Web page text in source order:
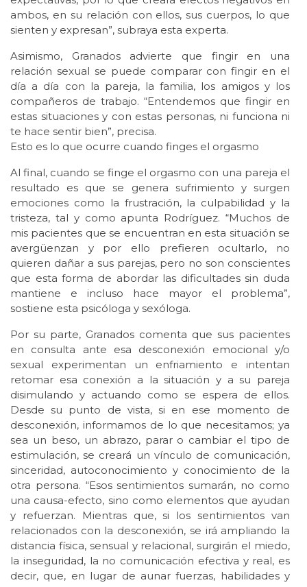
ambos, en su relación con ellos, sus cuerpos, lo que
sienten y expresan”, subraya esta experta.
Asimismo, Granados advierte que fingir en una
relación sexual se puede comparar con fingir en el
día a día con la pareja, la familia, los amigos y los
compañeros de trabajo. “Entendemos que fingir en
estas situaciones y con estas personas, ni funciona ni
te hace sentir bien”, precisa.
Esto es lo que ocurre cuando finges el orgasmo
Al final, cuando se finge el orgasmo con una pareja el
resultado es que se genera sufrimiento y surgen
emociones como la frustración, la culpabilidad y la
tristeza, tal y como apunta Rodríguez. “Muchos de
mis pacientes que se encuentran en esta situación se
avergüenzan y por ello prefieren ocultarlo, no
quieren dañar a sus parejas, pero no son conscientes
que esta forma de abordar las dificultades sin duda
mantiene e incluso hace mayor el problema”,
sostiene esta psicóloga y sexóloga.
Por su parte, Granados comenta que sus pacientes
en consulta ante esa desconexión emocional y/o
sexual experimentan un enfriamiento e intentan
retomar esa conexión a la situación y a su pareja
disimulando y actuando como se espera de ellos.
Desde su punto de vista, si en ese momento de
desconexión, informamos de lo que necesitamos; ya
sea un beso, un abrazo, parar o cambiar el tipo de
estimulación, se creará un vínculo de comunicación,
sinceridad, autoconocimiento y conocimiento de la
otra persona. “Esos sentimientos sumarán, no como
una causa-efecto, sino como elementos que ayudan
y refuerzan. Mientras que, si los sentimientos van
relacionados con la desconexión, se irá ampliando la
distancia física, sensual y relacional, surgirán el miedo,
la inseguridad, la no comunicación efectiva y real, es
decir, que, en lugar de aunar fuerzas, habilidades y